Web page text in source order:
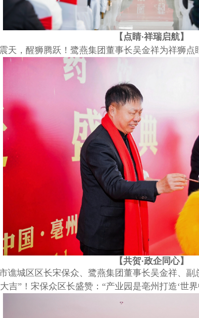
【点睛·祥瑞启航】
天，醒狮腾跃！鹭燕集团董事长吴金祥为祥狮点
【共贺·政企同心】
谯城区区长宋保众、鹭燕集团董事长吴金祥、
吉”！宋保众区长盛赞：“产业园是亳州打造‘世